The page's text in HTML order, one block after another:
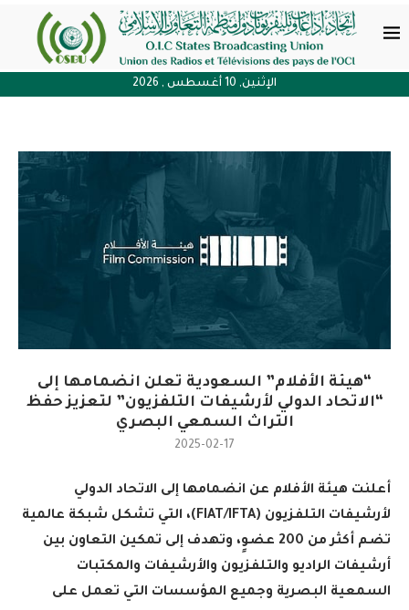
الإثنين, 10 أغسطس , 2026
“هيئة الأفلام” السعودية تعلن انضمامها إلى
“الاتحاد الدولي لأرشيفات التلفزيون” لتعزيز حفظ
التراث السمعي البصري
2025-02-17
أعلنت هيئة الأفلام عن انضمامها إلى الاتحاد الدولي
لأرشيفات التلفزيون (FIAT/IFTA)
، التي تشكل شبكة عالمية
تضم أكثر من 200 عضوٍ، وتهدف إلى تمكين التعاون بين
أرشيفات الراديو والتلفزيون والأرشيفات والمكتبات
السمعية البصرية وجميع المؤسسات التي تعمل على